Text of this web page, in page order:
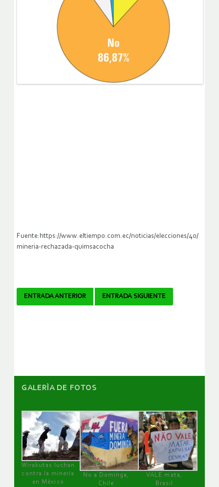
Fuente:https://www.eltiempo.com.ec/noticias/elecciones/40/
mineria-rechazada-quimsacocha
Navegador
ENTRADA ANTERIOR ENTRADA SIGUIENTE
GALERÌA DE FOTOS
Wirakutas luchan
contra la minería
en México
No a Dominga,
Chile
VALE mata,
Brasil